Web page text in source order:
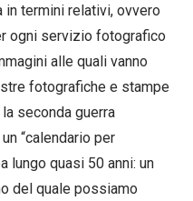
termini relativi, ovvero
ogni servizio fotografico
alle quali vanno
fotografiche e stampe
seconda guerra
“calendario per
lungo quasi 50 anni: un
del quale possiamo